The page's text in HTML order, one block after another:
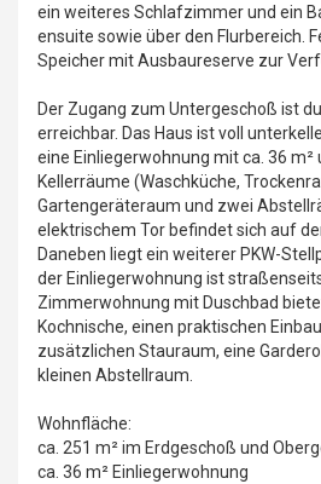
ein weiteres Schlafzimmer und ein
ensuite sowie über den Flurbereich.
Speicher mit Ausbaureserve zur
Der Zugang zum Untergeschoß ist
erreichbar. Das Haus ist voll
eine Einliegerwohnung mit ca. 36
Kellerräume (Waschküche,
Gartengeräteraum und zwei
elektrischem Tor befindet sich auf
Daneben liegt ein weiterer PKW-
der Einliegerwohnung ist
Zimmerwohnung mit Duschbad
Kochnische, einen praktischen
zusätzlichen Stauraum, eine
kleinen Abstellraum.
Wohnfläche:
ca. 251 m² im Erdgeschoß und
ca. 36 m² Einliegerwohnung